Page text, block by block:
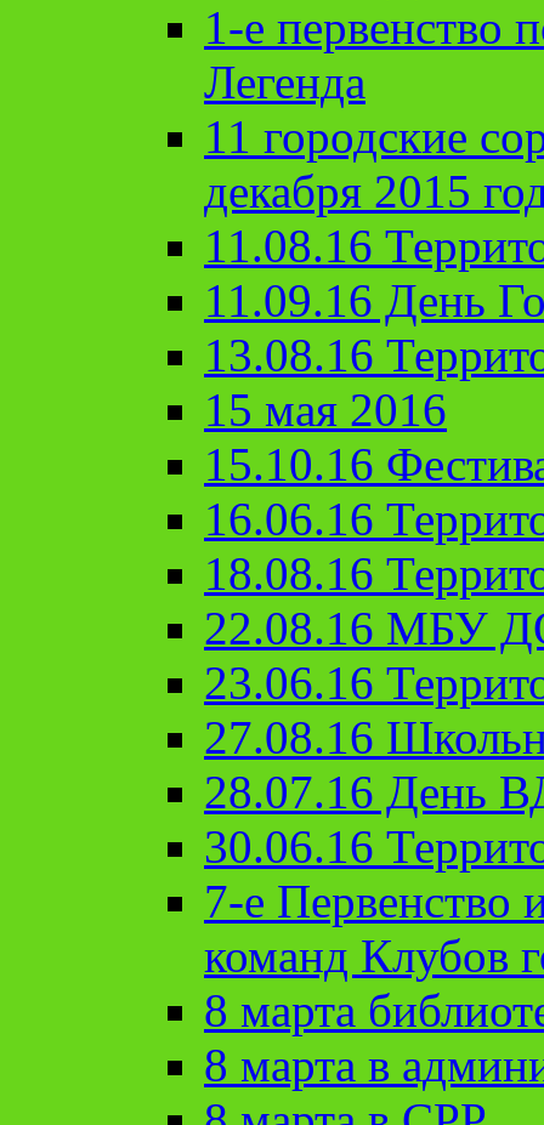
1-е первенство
Легенда
11 городские
декабря 2015
11.08.16
11.09.16 День
13.08.16
15 мая 2016
15.10.16
16.06.16
18.08.16
22.08.16 МБУ
23.06.16
27.08.16
28.07.16 День
30.06.16
7-е Первенство
команд Клубов
8 марта
8 марта в